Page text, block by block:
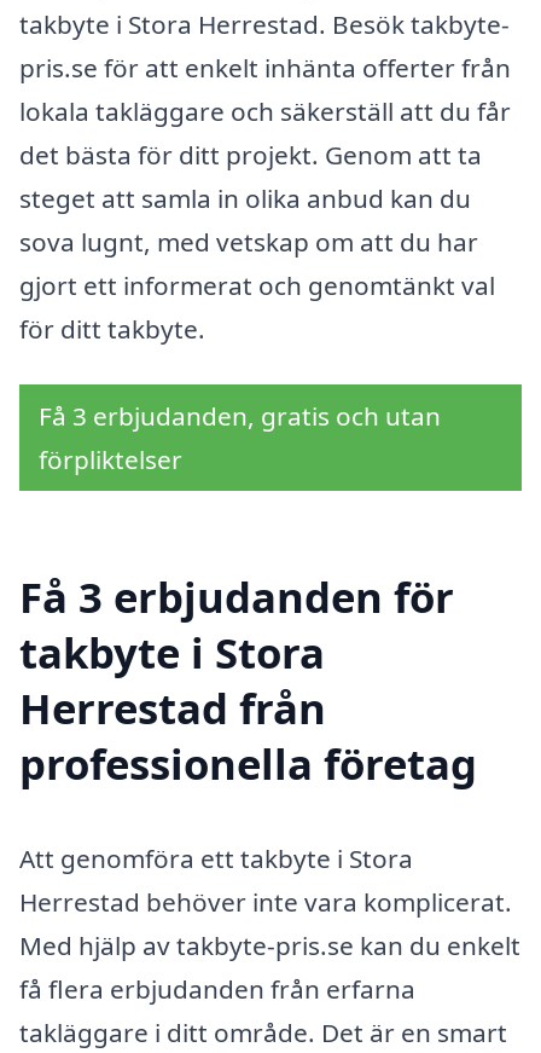
takbyte i Stora Herrestad. Besök takbyte-
pris.se för att enkelt inhänta offerter från
lokala takläggare och säkerställ att du får
det bästa för ditt projekt. Genom att ta
steget att samla in olika anbud kan du
sova lugnt, med vetskap om att du har
gjort ett informerat och genomtänkt val
för ditt takbyte.
Få 3 erbjudanden, gratis och utan
förpliktelser
Få 3 erbjudanden för
takbyte i Stora
Herrestad från
professionella företag
Att genomföra ett takbyte i Stora
Herrestad behöver inte vara komplicerat.
Med hjälp av takbyte-pris.se kan du enkelt
få flera erbjudanden från erfarna
takläggare i ditt område. Det är en smart